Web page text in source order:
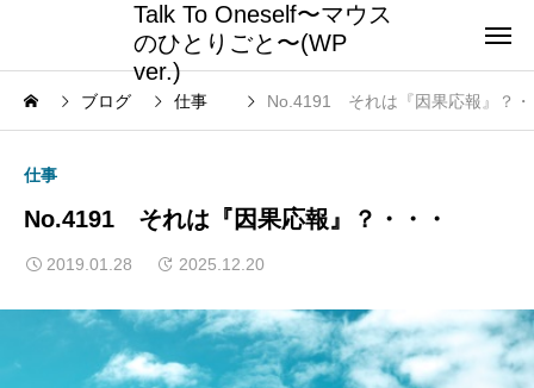
Talk To Oneself〜マウス
のひとりごと〜(WP
ver.)
ブログ 仕事 No.4191 それは『因果応報』？
仕事
No.4191 それは『因果応報』？・・・
2019.01.28 2025.12.20